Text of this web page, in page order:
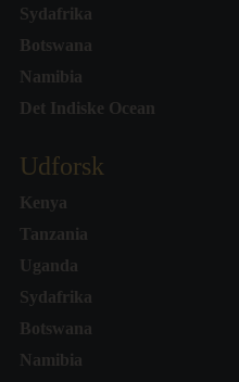
Sydafrika
Botswana
Namibia
Det Indiske Ocean
Udforsk
Kenya
Tanzania
Uganda
Sydafrika
Botswana
Namibia